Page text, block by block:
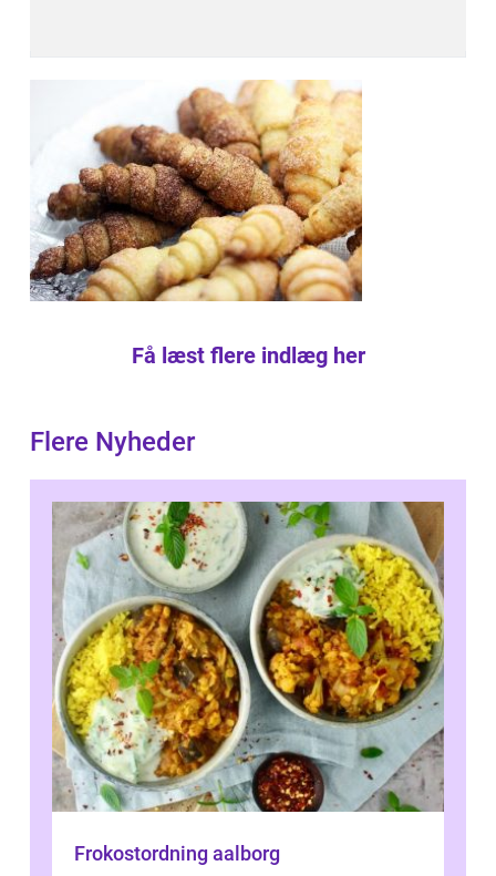
Få læst flere indlæg her
Flere Nyheder
Frokostordning aalborg